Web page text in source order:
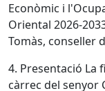
Econòmic i
Oriental 2026-
Tomàs, conseller
4. Presentació La
càrrec del senyor